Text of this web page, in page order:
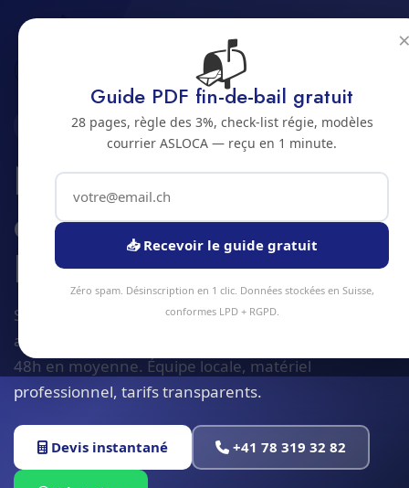
Nettoyage evenementiel
Bienne
2500 · JURA BERNOIS
Nettoyage
evenementiel a
Bienne
Service nettoyage evenementiel à Bienne et
alentours. Devis gratuit sous 24h, intervention sous
48h en moyenne. Équipe locale, matériel
professionnel, tarifs transparents.
Devis instantané +41 78 319 32 82
📬
Guide PDF fin-de-bail gratuit
28 pages, règle des 3%, check-list régie, modèles
courrier ASLOCA — reçu en 1 minute.
📥 Recevoir le guide gratuit
Zéro spam. Désinscription en 1 clic. Données stockées en Suisse,
conformes LPD + RGPD.